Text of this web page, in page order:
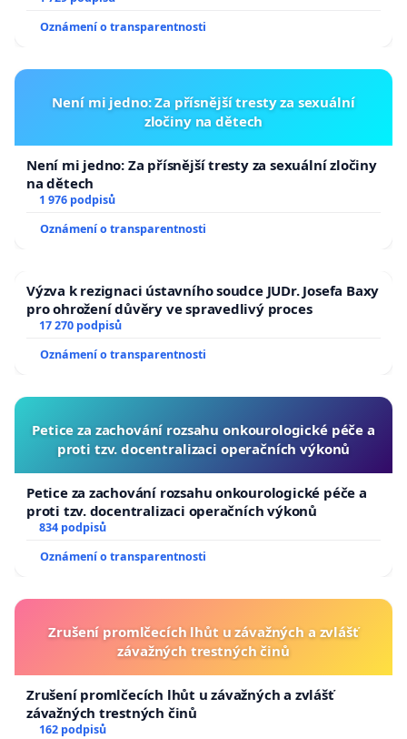
Oznámení o transparentnosti
Není mi jedno: Za přísnější tresty za sexuální
zločiny na dětech
Není mi jedno: Za přísnější tresty za sexuální zločiny
na dětech
1 976 podpisů
Oznámení o transparentnosti
Výzva k rezignaci ústavního soudce JUDr. Josefa Baxy
pro ohrožení důvěry ve spravedlivý proces
17 270 podpisů
Oznámení o transparentnosti
Petice za zachování rozsahu onkourologické péče a
proti tzv. docentralizaci operačních výkonů
Petice za zachování rozsahu onkourologické péče a
proti tzv. docentralizaci operačních výkonů
834 podpisů
Oznámení o transparentnosti
Zrušení promlčecích lhůt u závažných a zvlášť
závažných trestných činů
Zrušení promlčecích lhůt u závažných a zvlášť
závažných trestných činů
162 podpisů